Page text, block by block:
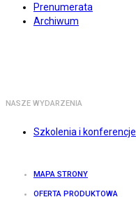
Prenumerata
Archiwum
NASZE WYDARZENIA
Szkolenia i konferencje
MAPA STRONY
OFERTA PRODUKTOWA